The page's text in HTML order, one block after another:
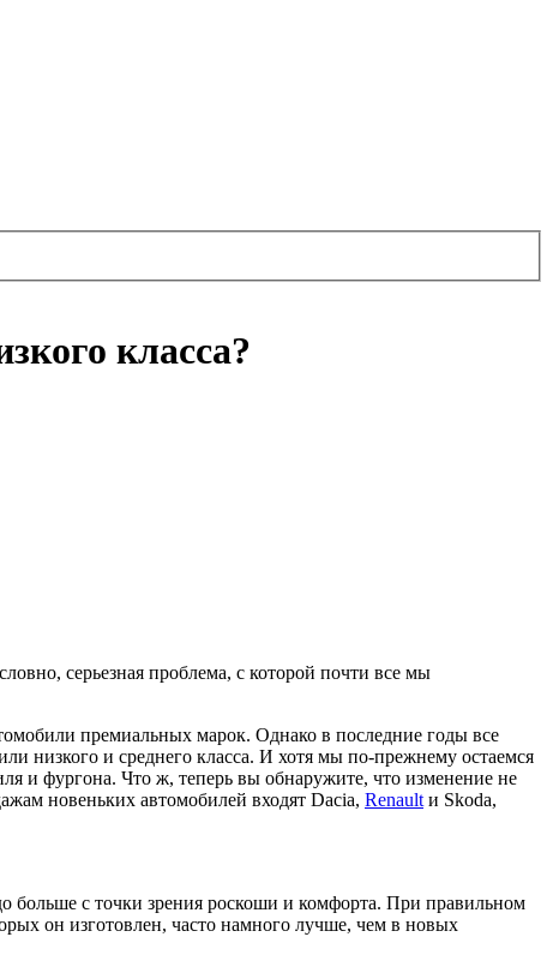
класса?
серьезная проблема, с которой почти все мы
премиальных марок. Однако в последние годы все
низкого и среднего класса. И хотя мы по-прежнему остаемся
и фургона. Что ж, теперь вы обнаружите, что изменение не
новеньких автомобилей входят Dacia, Renaultи Skoda,
больше с точки зрения роскоши и комфорта. При правильном
он изготовлен, часто намного лучше, чем в новых